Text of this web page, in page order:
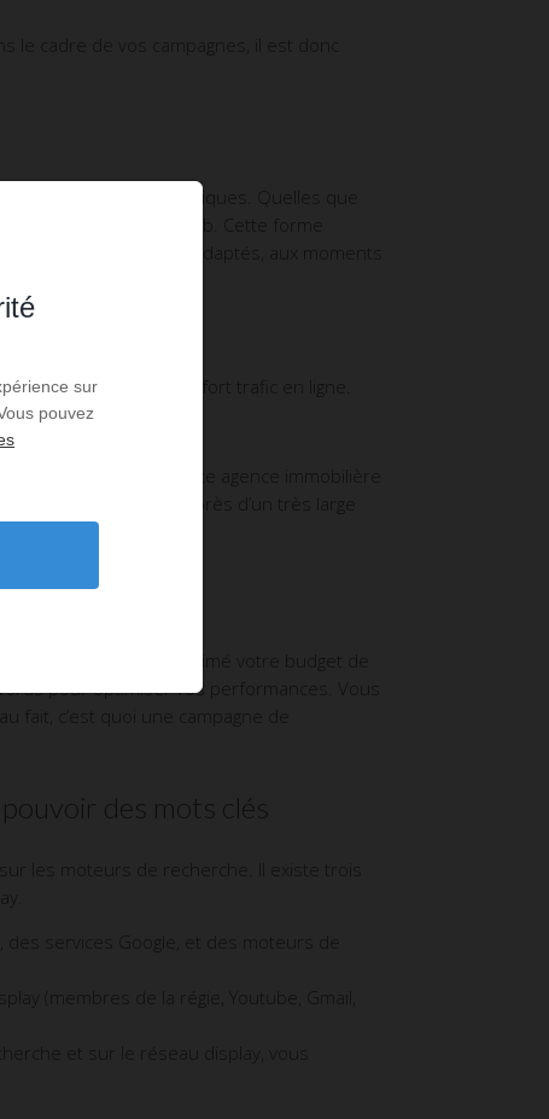
le cadre de vos campagnes, il est donc
par votre agence web. Cette forme
selon des formats adaptés, aux moments
bénéficient d’un très fort trafic en ligne.
d’efficacité pour toute agence immobilière
de marque auprès d’un très large
des deadlines et estimé votre budget de
pour optimiser vos performances. Vous
fait, c’est quoi une campagne de
pouvoir des mots clés
les moteurs de recherche. Il existe trois
services Google, et des moteurs de
(membres de la régie, Youtube, Gmail,
et sur le réseau display, vous
sur
pouvez